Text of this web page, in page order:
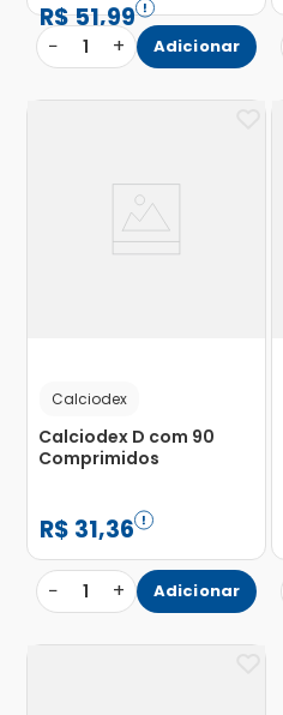
R$51,99
− 1 + Adicionar
Calciodex
Calciodex D com 90
Comprimidos
R$ 31,36
− 1 + Adicionar